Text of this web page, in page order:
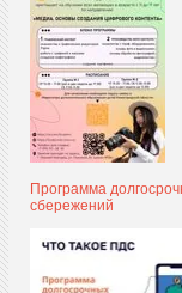
Программа
сбережений